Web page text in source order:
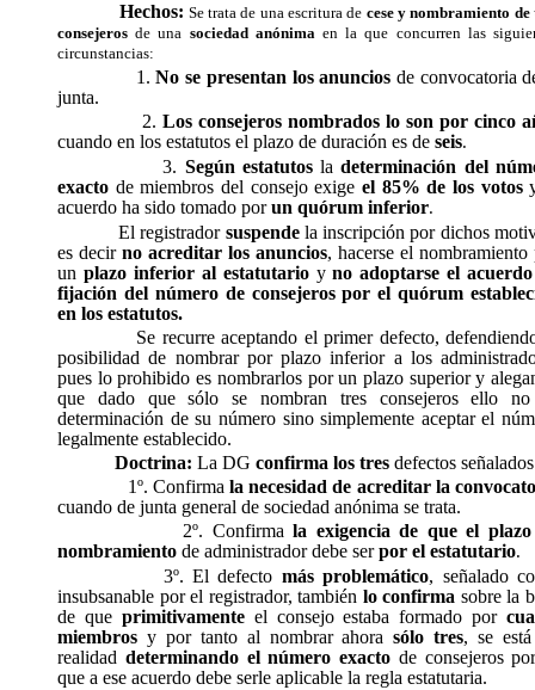
Hechos: Se trata de una escritura de cese y nombramiento de
consejeros de una sociedad anónimaen la que concurren las
circunstancias:
1.No se presentan los anuncios de convocatoria
junta.
2. Los consejeros nombrados lo son por cinco
cuando en los estatutos el plazo de duración es de seis.
3. Según estatutosladeterminación del
exacto de miembros del consejo exige el 85% de los votos
acuerdo ha sido tomado porun quórum inferior.
El registrador suspendela inscripción por dichos
es decir no acreditar los anuncios, hacerse el nombramiento
un plazo inferior al estatutarioyno adoptarse el
fijación del número de consejeros por el quórum
en los estatutos.
Se recurre aceptando el primer defecto,
posibilidad de nombrar por plazo inferior a los
pues lo prohibido es nombrarlos por un plazo superior y
que dado que sólo se nombran tres consejeros ello
determinación de su número sino simplemente aceptar el
legalmente establecido.
Doctrina: La DG confirma los tres defectos
1º. Confirmala necesidad de acreditar la
cuando de junta general de sociedad anónima se trata.
2º. Confirma la exigencia de que el
nombramiento de administrador debe serpor el estatutario.
3º. El defecto más problemático, señalado
insubsanable por el registrador, también lo confirma sobre la
de que primitivamenteel consejo estaba formado por
miembros y por tanto al nombrar ahorasólo tres, se
realidad determinando el número exacto de consejeros
que a ese acuerdo debe serle aplicable la regla estatutaria.